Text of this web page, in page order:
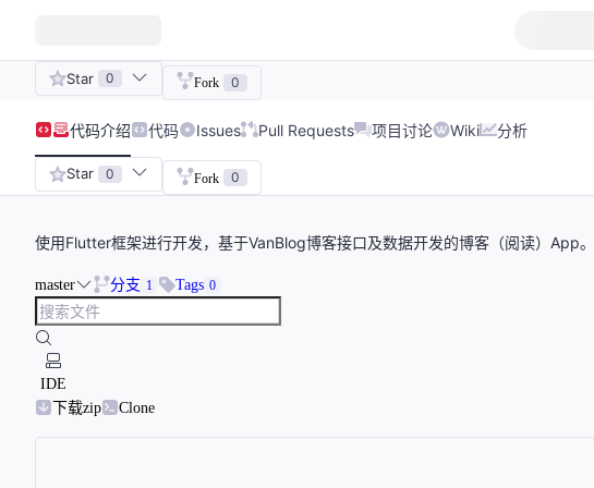
Star 0 Fork 0
代码介绍 代码 Issues Pull Requests 项目讨论 Wiki 分析
Star 0 Fork 0
使用Flutter框架进行开发，基于VanBlog博客接口及数据开发的博客（阅读）App。
master 分支 1 Tags 0
IDE
下载zip
Clone